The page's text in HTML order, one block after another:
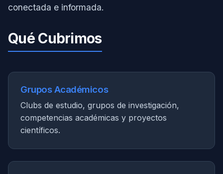
conectada e informada.
Qué Cubrimos
Grupos Académicos
Clubs de estudio, grupos de investigación,
competencias académicas y proyectos
científicos.